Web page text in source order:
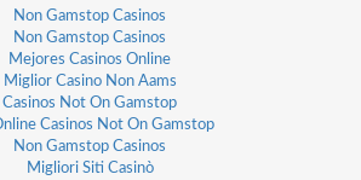
Non Gamstop Casinos
Non Gamstop Casinos
Mejores Casinos Online
Miglior Casino Non Aams
Casinos Not On Gamstop
Casinos Not On Gamstop
Non Gamstop Casinos
Migliori Siti Casinò